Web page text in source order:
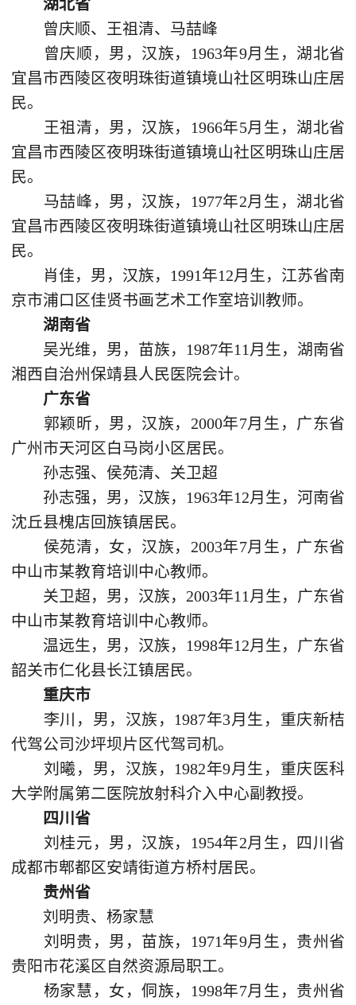
湖北省
曾庆顺、王祖清、马喆峰
曾庆顺，男，汉族，1963年9月生，湖北省
宜昌市西陵区夜明珠街道镇境山社区明珠山庄居
民。
王祖清，男，汉族，1966年5月生，湖北省
宜昌市西陵区夜明珠街道镇境山社区明珠山庄居
民。
马喆峰，男，汉族，1977年2月生，湖北省
宜昌市西陵区夜明珠街道镇境山社区明珠山庄居
民。
肖佳，男，汉族，1991年12月生，江苏省南
京市浦口区佳贤书画艺术工作室培训教师。
湖南省
吴光维，男，苗族，1987年11月生，湖南省
湘西自治州保靖县人民医院会计。
广东省
郭颖昕，男，汉族，2000年7月生，广东省
广州市天河区白马岗小区居民。
孙志强、侯苑清、关卫超
孙志强，男，汉族，1963年12月生，河南省
沈丘县槐店回族镇居民。
侯苑清，女，汉族，2003年7月生，广东省
中山市某教育培训中心教师。
关卫超，男，汉族，2003年11月生，广东省
中山市某教育培训中心教师。
温远生，男，汉族，1998年12月生，广东省
韶关市仁化县长江镇居民。
重庆市
李川，男，汉族，1987年3月生，重庆新桔
代驾公司沙坪坝片区代驾司机。
刘曦，男，汉族，1982年9月生，重庆医科
大学附属第二医院放射科介入中心副教授。
四川省
刘桂元，男，汉族，1954年2月生，四川省
成都市郫都区安靖街道方桥村居民。
贵州省
刘明贵、杨家慧
刘明贵，男，苗族，1971年9月生，贵州省
贵阳市花溪区自然资源局职工。
杨家慧，女，侗族，1998年7月生，贵州省